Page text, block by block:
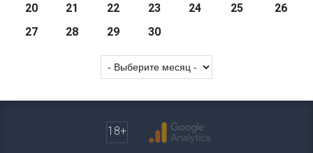
20
21 22 23 24 25
26
27
28 29 30
18+